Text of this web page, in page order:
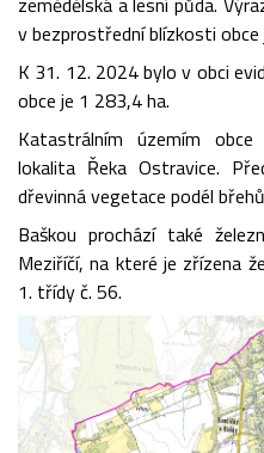
v bezprostřední blízkosti obce
K 31. 12. 2024 bylo v obci
obce je 1 283,4 ha.
Katastrálním územím
lokalita Řeka Ostravice.
dřevinná vegetace podél
Baškou prochází také
Meziříčí, na které je zřízena
1. třídy č. 56.